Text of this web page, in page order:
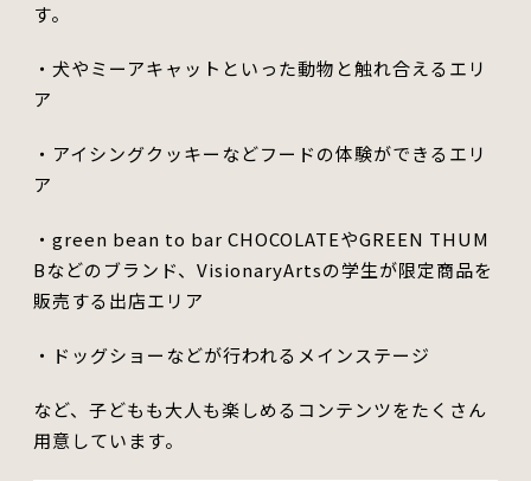
す。
・犬やミーアキャットといった動物と触れ合えるエリ
ア
・アイシングクッキー などフードの体験ができるエリ
ア
・green bean to bar CHOCOLATEやGREEN THUM
Bなどのブランド、VisionaryArtsの学生が限定商品を
販売する出店エリア
・ドッグショーなどが行われるメインステージ
など、子どもも大人も楽しめるコンテンツをたくさん
用意しています。